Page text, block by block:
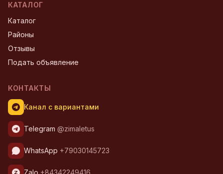
КАТАЛОГ
Каталог
Районы
Отзывы
Подать объявление
КОНТАКТЫ
Канал с вариантами
Telegram @zimaletus
WhatsApp +79030145723
Zalo +84342249416